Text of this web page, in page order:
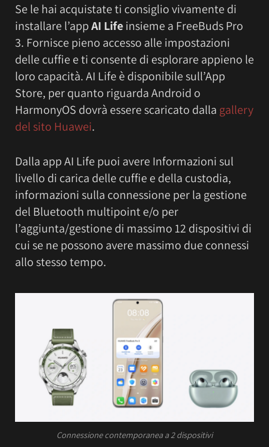
Se le hai acquistate ti consiglio vivamente di
installare l’appAI Lifeinsieme a FreeBuds Pro
3. Fornisce pieno accesso alle impostazioni
delle cuffie e ti consente di esplorare appieno le
loro capacità. AI Life è disponibile sull’App
Store, per quanto riguarda Android o
HarmonyOS dovrà essere scaricato dalla gallery
del sito Huawei.
Dalla app AI Life puoi avere Informazioni sul
livello di carica delle cuffie e della custodia,
informazioni sulla connessione per la gestione
del Bluetooth multipoint e/o per
l’aggiunta/gestione di massimo 12 dispositivi di
cui se ne possono avere massimo due connessi
allo stesso tempo.
Connessione contemporanea a 2 dispositivi